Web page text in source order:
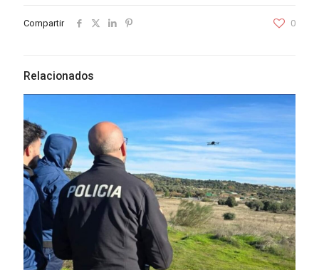
Compartir 0
Relacionados